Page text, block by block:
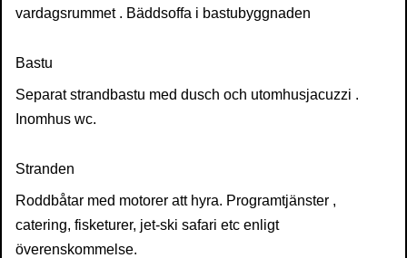
vardagsrummet . Bäddsoffa i bastubyggnaden
Bastu
Separat strandbastu med dusch och utomhusjacuzzi .
Inomhus wc.
Stranden
Roddbåtar med motorer att hyra. Programtjänster ,
catering, fisketurer, jet-ski safari etc enligt
överenskommelse.